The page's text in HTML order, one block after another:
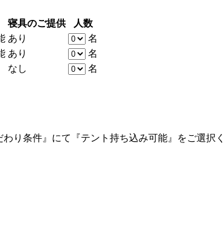
寝具のご提供
人数
あり
名
あり
名
なし 名
り条件』にて『テント持ち込み可能』をご選択く